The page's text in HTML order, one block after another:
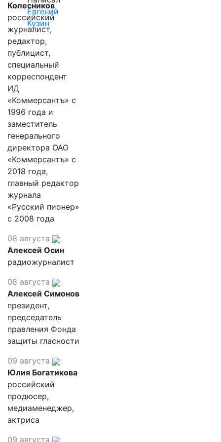
Евгений
Кузин
Колесников
российский
журналист,
редактор,
публицист,
специальный
корреспондент
ИД
«Коммерсантъ» с
1996 года и
заместитель
генерального
директора ОАО
«Коммерсантъ» с
2018 года,
главный редактор
журнала
«Русский пионер»
с 2008 года
08 августа
Алексей Осин
радиожурналист
08 августа
Алексей Симонов
президент,
председатель
правления Фонда
защиты гласности
09 августа
Юлия Богатикова
российский
продюсер,
медиаменеджер,
актриса
09 августа